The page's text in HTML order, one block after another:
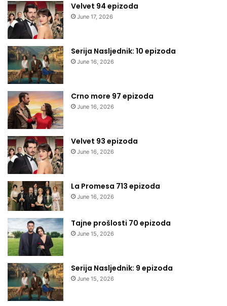
Velvet 94 epizoda
June 17, 2026
Serija Nasljednik: 10 epizoda
June 16, 2026
Crno more 97 epizoda
June 16, 2026
Velvet 93 epizoda
June 16, 2026
La Promesa 713 epizoda
June 16, 2026
Tajne prošlosti 70 epizoda
June 15, 2026
Serija Nasljednik: 9 epizoda
June 15, 2026